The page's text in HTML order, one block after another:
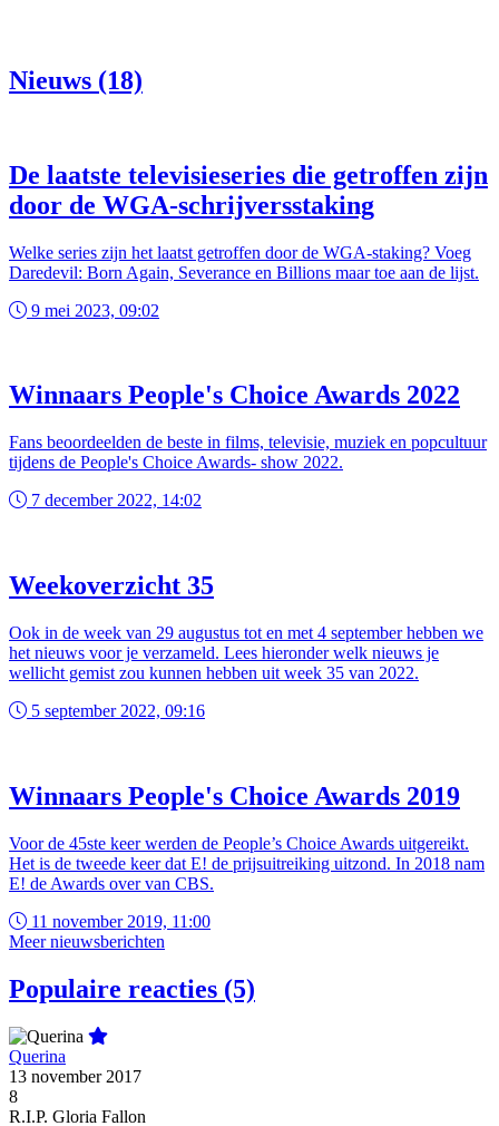
Nieuws (18)
De laatste televisieseries die getroffen zijn
door de WGA-schrijversstaking
Welke series zijn het laatst getroffen door de WGA-staking? Voeg
Daredevil: Born Again, Severance en Billions maar toe aan de lijst.
9 mei 2023, 09:02
Winnaars People's Choice Awards 2022
Fans beoordeelden de beste in films, televisie, muziek en popcultuur
tijdens de People's Choice Awards- show 2022.
7 december 2022, 14:02
Weekoverzicht 35
Ook in de week van 29 augustus tot en met 4 september hebben we
het nieuws voor je verzameld. Lees hieronder welk nieuws je
wellicht gemist zou kunnen hebben uit week 35 van 2022.
5 september 2022, 09:16
Winnaars People's Choice Awards 2019
Voor de 45ste keer werden de People’s Choice Awards uitgereikt.
Het is de tweede keer dat E! de prijsuitreiking uitzond. In 2018 nam
E! de Awards over van CBS.
11 november 2019, 11:00
Meer nieuwsberichten
Populaire reacties (5)
Querina
13 november 2017
8
R.I.P. Gloria Fallon